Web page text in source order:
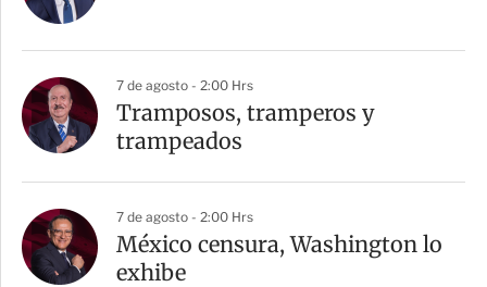
7 de agosto - 2:00 Hrs
Tramposos, tramperos y
trampeados
7 de agosto - 2:00 Hrs
México censura, Washington lo
exhibe